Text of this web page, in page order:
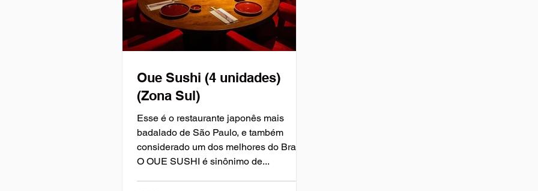
Oue Sushi (4 unidades)
(Zona Sul)
Esse é o restaurante japonês mais
badalado de São Paulo, e também
considerado um dos melhores do Brasil.
O OUE SUSHI é sinônimo de...